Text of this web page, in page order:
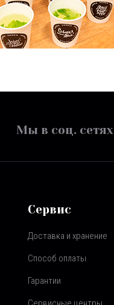
Мы в соц. сетях
Сервис
Доставка и хранение
Способ оплаты
Гарантии